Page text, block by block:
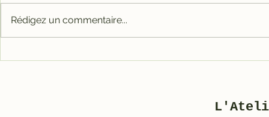
Rédigez un commentaire...